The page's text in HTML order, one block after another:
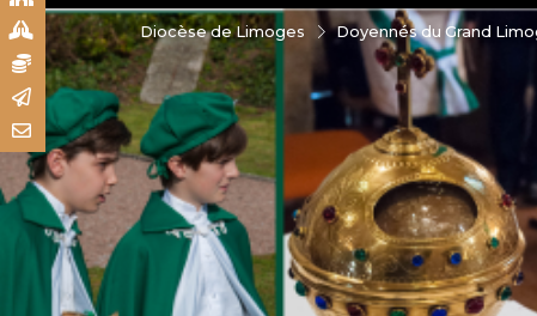
Diocèse de Limoges Doyennés du Grand